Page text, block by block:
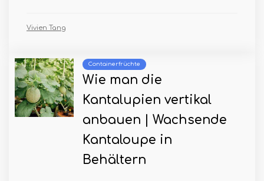
Vivien Tang
Containerfrüchte
Wie man die
Kantalupien vertikal
anbauen | Wachsende
Kantaloupe in
Behältern